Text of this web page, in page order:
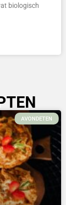
biologisch
AVONDETEN